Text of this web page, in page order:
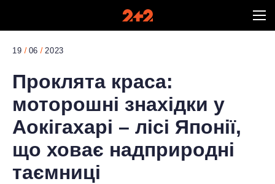
19 06 2023
Проклята краса:
моторошні знахідки у
Аокігахарі – лісі Японії,
що ховає надприродні
таємниці